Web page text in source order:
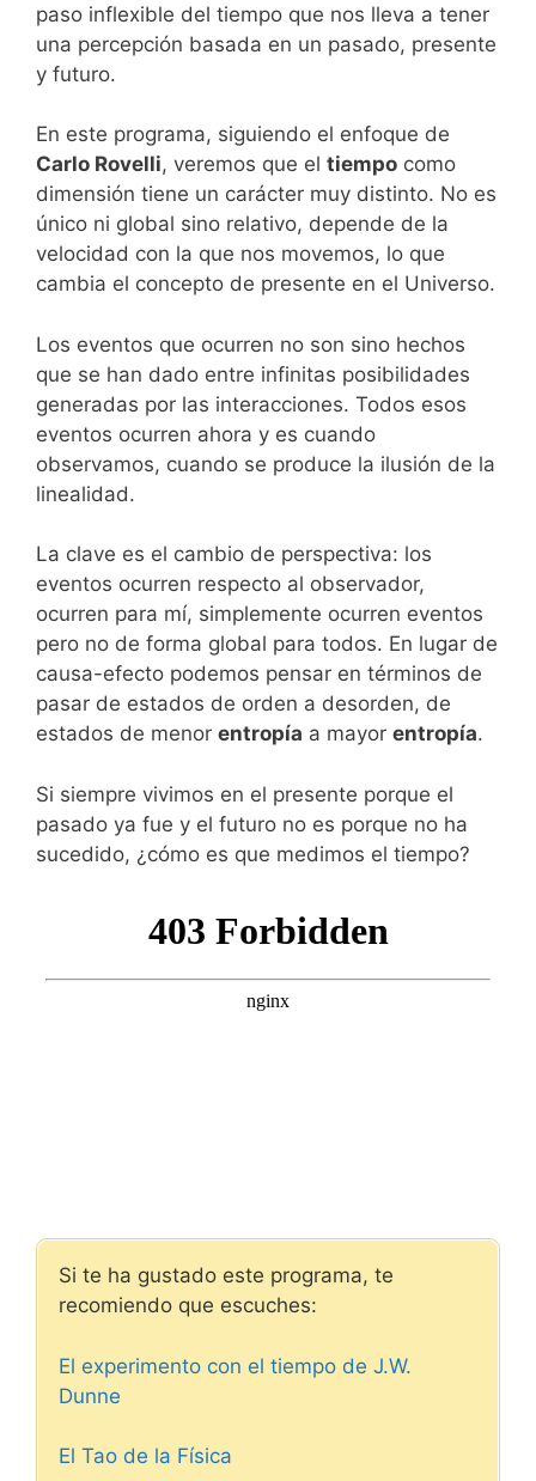
paso inflexible del tiempo que nos lleva a tener
una percepción basada en un pasado, presente
y futuro.
En este programa, siguiendo el enfoque de
Carlo Rovelli, veremos que el tiempo como
dimensión tiene un carácter muy distinto. No es
único ni global sino relativo, depende de la
velocidad con la que nos movemos, lo que
cambia el concepto de presente en el Universo.
Los eventos que ocurren no son sino hechos
que se han dado entre infinitas posibilidades
generadas por las interacciones. Todos esos
eventos ocurren ahora y es cuando
observamos, cuando se produce la ilusión de la
linealidad.
La clave es el cambio de perspectiva: los
eventos ocurren respecto al observador,
ocurren para mí, simplemente ocurren eventos
pero no de forma global para todos. En lugar de
causa-efecto podemos pensar en términos de
pasar de estados de orden a desorden, de
estados de menor entropía a mayor entropía.
Si siempre vivimos en el presente porque el
pasado ya fue y el futuro no es porque no ha
sucedido, ¿cómo es que medimos el tiempo?
Si te ha gustado este programa, te
recomiendo que escuches:
El experimento con el tiempo de J.W.
Dunne
El Tao de la Física